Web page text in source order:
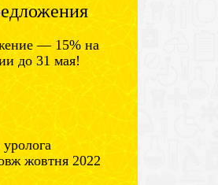
— 15% на
до 31 мая!
жовтня 2022